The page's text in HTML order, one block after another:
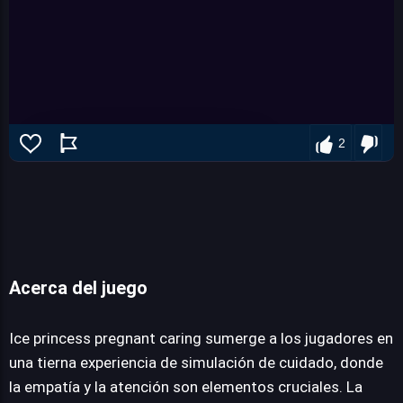
JUEGALO AHORA
2
Acerca del juego
Ice princess pregnant caring sumerge a los jugadores en
una tierna experiencia de simulación de cuidado, donde
la empatía y la atención son elementos cruciales. La